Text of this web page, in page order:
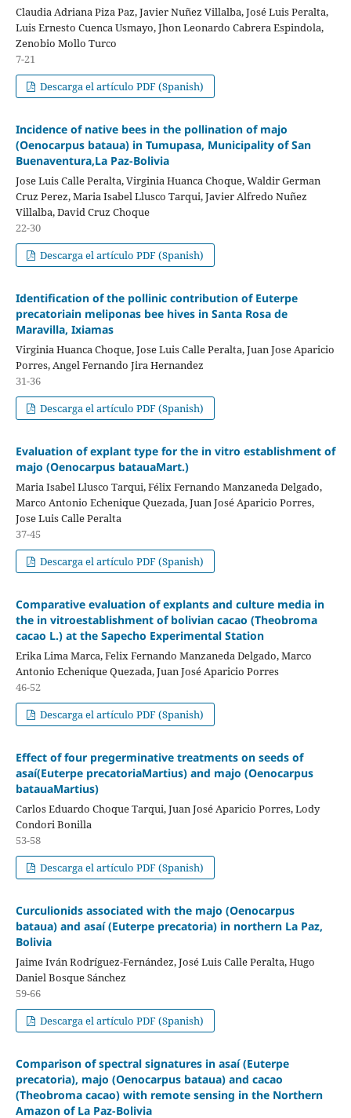
Claudia Adriana Piza Paz, Javier Nuñez Villalba, José Luis Peralta,
Luis Ernesto Cuenca Usmayo, Jhon Leonardo Cabrera Espindola,
Zenobio Mollo Turco
7-21
Descarga el artículo PDF (Spanish)
Incidence of native bees in the pollination of majo
(Oenocarpus bataua) in Tumupasa, Municipality of San
Buenaventura,La Paz-Bolivia
Jose Luis Calle Peralta, Virginia Huanca Choque, Waldir German
Cruz Perez, Maria Isabel Llusco Tarqui, Javier Alfredo Nuñez
Villalba, David Cruz Choque
22-30
Descarga el artículo PDF (Spanish)
Identification of the pollinic contribution of Euterpe
precatoriain meliponas bee hives in Santa Rosa de
Maravilla, Ixiamas
Virginia Huanca Choque, Jose Luis Calle Peralta, Juan Jose Aparicio
Porres, Angel Fernando Jira Hernandez
31-36
Descarga el artículo PDF (Spanish)
Evaluation of explant type for the in vitro establishment of
majo (Oenocarpus batauaMart.)
Maria Isabel Llusco Tarqui, Félix Fernando Manzaneda Delgado,
Marco Antonio Echenique Quezada, Juan José Aparicio Porres,
Jose Luis Calle Peralta
37-45
Descarga el artículo PDF (Spanish)
Comparative evaluation of explants and culture media in
the in vitroestablishment of bolivian cacao (Theobroma
cacao L.) at the Sapecho Experimental Station
Erika Lima Marca, Felix Fernando Manzaneda Delgado, Marco
Antonio Echenique Quezada, Juan José Aparicio Porres
46-52
Descarga el artículo PDF (Spanish)
Effect of four pregerminative treatments on seeds of
asaí(Euterpe precatoriaMartius) and majo (Oenocarpus
batauaMartius)
Carlos Eduardo Choque Tarqui, Juan José Aparicio Porres, Lody
Condori Bonilla
53-58
Descarga el artículo PDF (Spanish)
Curculionids associated with the majo (Oenocarpus
bataua) and asaí (Euterpe precatoria) in northern La Paz,
Bolivia
Jaime Iván Rodríguez-Fernández, José Luis Calle Peralta, Hugo
Daniel Bosque Sánchez
59-66
Descarga el artículo PDF (Spanish)
Comparison of spectral signatures in asaí (Euterpe
precatoria), majo (Oenocarpus bataua) and cacao
(Theobroma cacao) with remote sensing in the Northern
Amazon of La Paz-Bolivia